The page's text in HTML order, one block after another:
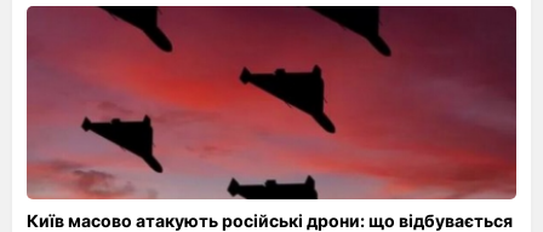
Київ масово атакують російські дрони: що відбувається